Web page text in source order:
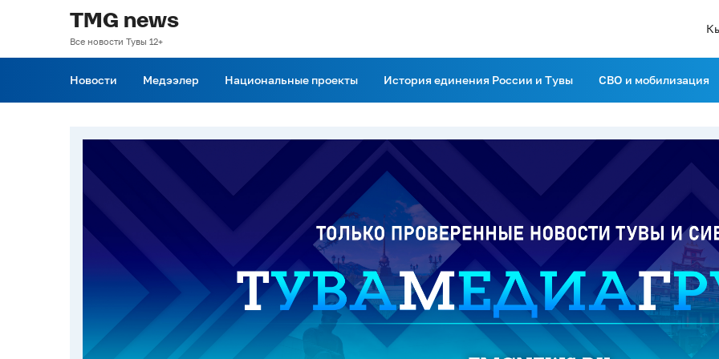
TMG news
Все новости Тувы 12+
Новости Медээлер Национальные проекты История единения России и Тувы СВО и мобилизация